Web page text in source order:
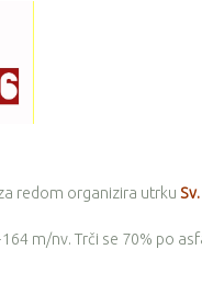
redom organizira utrku Sv.
m/nv. Trči se 70% po